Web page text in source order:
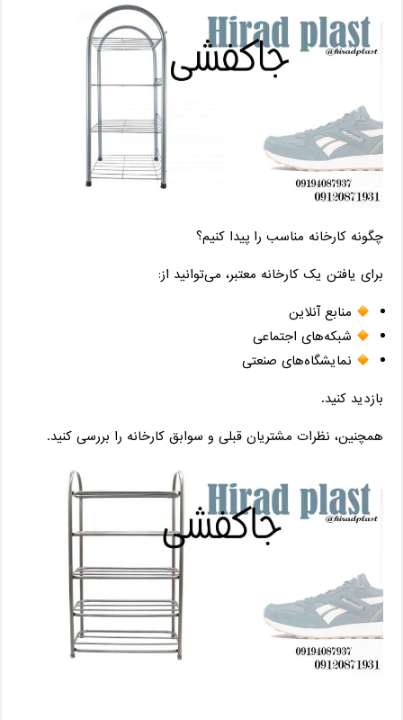
چگونه کارخانه مناسب را پیدا کنیم؟
برای یافتن یک کارخانه معتبر، می‌توانید از:
منابع آنلاین
شبکه‌های اجتماعی
نمایشگاه‌های صنعتی
بازدید کنید.
همچنین، نظرات مشتریان قبلی و سوابق کارخانه را بررسی کنید.